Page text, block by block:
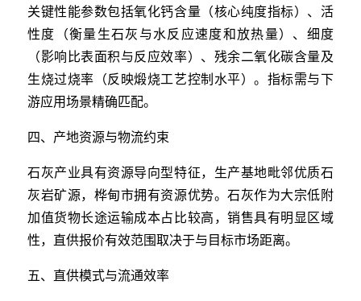
关键性能参数包括氧化钙含量（核心纯度指标）、活
性度（衡量生石灰与水反应速度和放热量）、细度
（影响比表面积与反应效率）、残余二氧化碳含量及
生烧过烧率（反映煅烧工艺控制水平）。指标需与下
游应用场景精确匹配。
四、产地资源与物流约束
石灰产业具有资源导向型特征，生产基地毗邻优质石
灰岩矿源，桦甸市拥有资源优势。石灰作为大宗低附
加值货物长途运输成本占比较高，销售具有明显区域
性，直供报价有效范围取决于与目标市场距离。
五、直供模式与流通效率